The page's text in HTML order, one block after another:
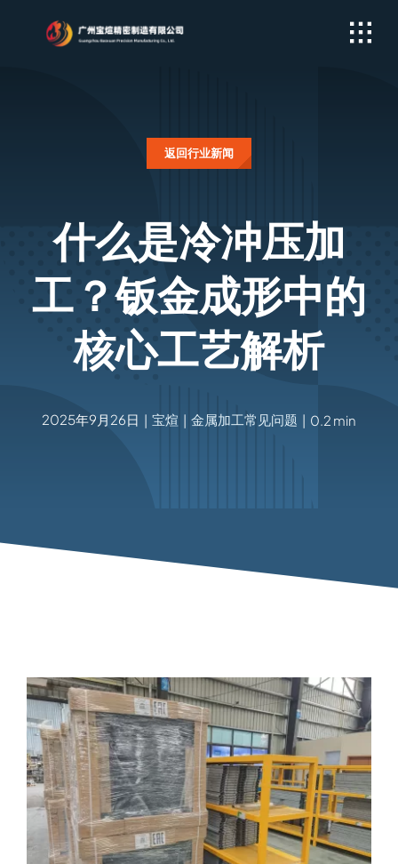
返回行业新闻
什么是冷冲压加
工？钣金成形中的
核心工艺解析
2025年9月26日 | 宝煊 | 金属加工常见问题 | 0.2 min